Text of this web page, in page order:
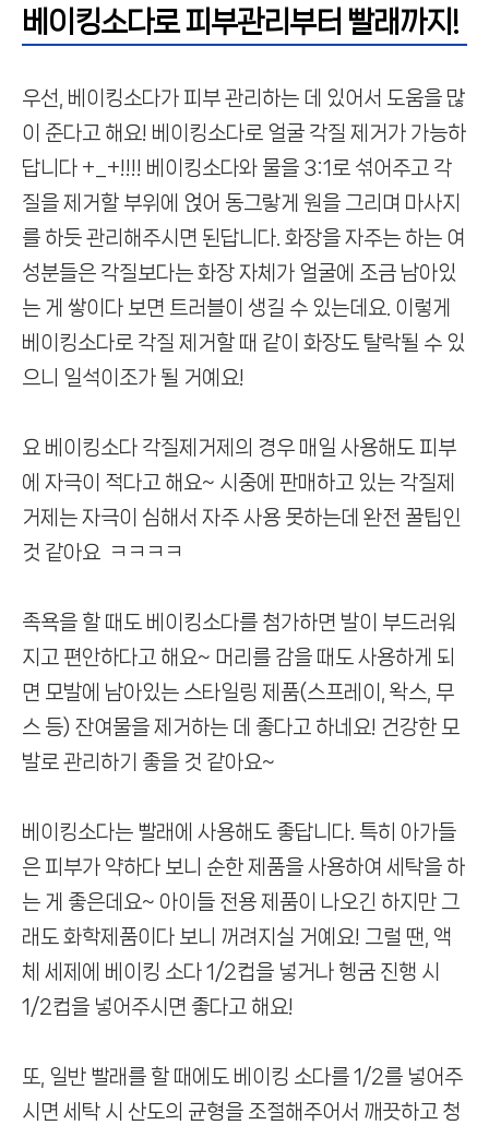
베이킹소다로 피부관리부터 빨래까지!
우선, 베이킹소다가 피부 관리하는 데 있어서 도움을 많
이 준다고 해요! 베이킹소다로 얼굴 각질 제거가 가능하
답니다 +_+!!!! 베이킹소다와 물을 3:1로 섞어주고 각
질을 제거할 부위에 얹어 동그랗게 원을 그리며 마사지
를 하듯 관리해주시면 된답니다. 화장을 자주는 하는 여
성분들은 각질보다는 화장 자체가 얼굴에 조금 남아있
는 게 쌓이다 보면 트러블이 생길 수 있는데요. 이 렇게
베이킹소다로 각질 제거할 때 같이 화장도 탈락될 수 있
으니 일석이조가 될 거예요!
요 베이킹소다 각질제거제의 경우 매일 사용해도 피부
에 자극이 적다고 해요~ 시중에 판매하고 있는 각질제
거제는 자극이 심해서 자주 사용 못하는데 완전 꿀팁인
것 같아요 ㅋㅋㅋㅋ
족욕을 할 때도 베이킹소다를 첨가하면 발이 부드러워
지고 편안하다고 해요~ 머리를 감을 때도 사용하게 되
면 모발에 남아있는 스타일링 제품(스프레이, 왁스, 무
스 등) 잔여물을 제거하는 데 좋다고 하네요! 건강한 모
발로 관리하기 좋을 것 같아요~
베이킹소다는 빨래에 사용해도 좋답니다. 특히 아가들
은 피부가 약하다 보니 순한 제품을 사용하여 세탁을 하
는 게 좋은데요~ 아이들 전용 제품이 나오긴 하지만 그
래도 화학제품이다 보니 꺼려지실 거예요! 그럴 땐, 액
체 세제에 베이킹 소다 1/2컵을 넣거나 헹굼 진행 시
1/2컵을 넣어주시면 좋다고 해요!
또, 일반 빨래를 할 때에도 베이킹 소다를 1/2를 넣어주
시면 세탁 시 산도의 균형을 조절해주어서 깨끗하고 청